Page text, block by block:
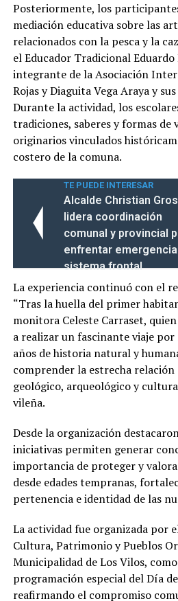
Posteriormente, los
mediación educativa sobre las
relacionados con la pesca y la
el Educador Tradicional Eduardo
integrante de la Asociación
Rojas y Diaguita Vega Araya y
Durante la actividad, los
tradiciones, saberes y formas de
originarios vinculados
costero de la comuna.
TE PUEDE INTERESAR
Alcalde Christian
lidera coordinación
comunal y provincial
enfrentar
sistema frontal
La experiencia continuó con el
“Tras la huella del primer
monitora Celeste Carraset,
a realizar un fascinante viaje por
años de historia natural y
comprender la estrecha
geológico, arqueológico y
vileña.
Desde la organización
iniciativas permiten generar
importancia de proteger y
desde edades tempranas,
pertenencia e identidad de las
La actividad fue organizada por
Cultura, Patrimonio y Pueblos
Municipalidad de Los Vilos,
programación especial del Día
reafirmando el compromiso